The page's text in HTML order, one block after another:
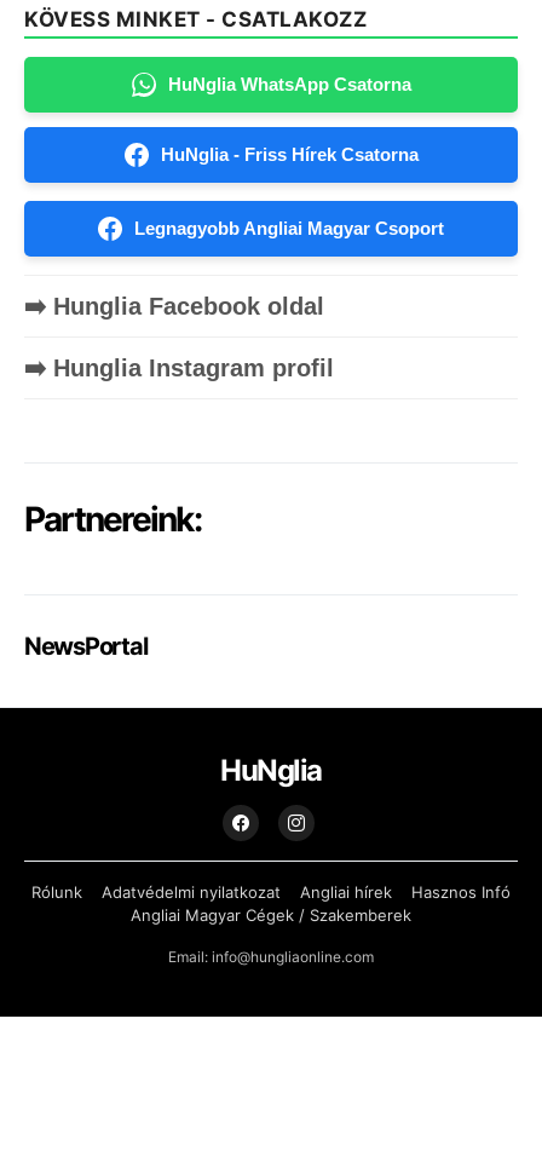
KÖVESS MINKET - CSATLAKOZZ
HuNglia WhatsApp Csatorna
HuNglia - Friss Hírek Csatorna
Legnagyobb Angliai Magyar Csoport
➡️ Hunglia Facebook oldal
➡️ Hunglia Instagram profil
Partnereink:
NewsPortal
HuNglia
Rólunk Adatvédelmi nyilatkozat Angliai hírek
Hasznos Infó
Angliai Magyar Cégek / Szakemberek
Email: info@hungliaonline.com